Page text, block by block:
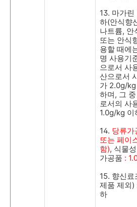
13. 마가린
하(안식향
나트륨, 안
또는 안식
용할 때에
명 사용기
으로서 사
산으로서
가 2.0g/kg
하며, 그
로서의 사
1.0g/kg 이
14. 당류가
또는 페이
함), 식물
가공품 :
15. 향신료
제품 제외)
하